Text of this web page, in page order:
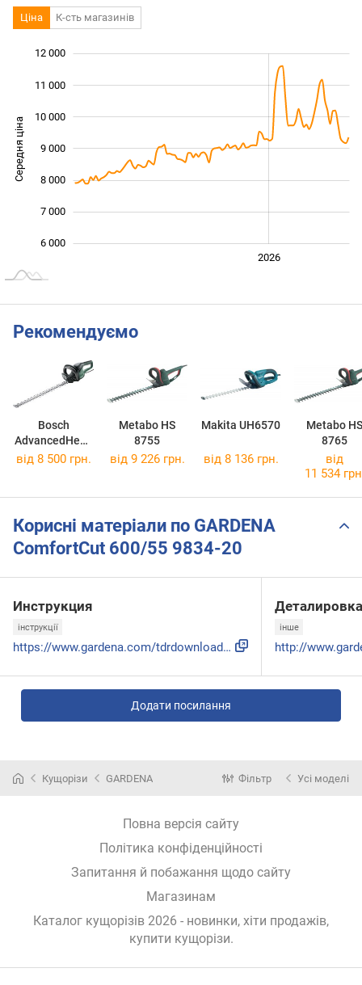
Ціна К-сть магазинів
Середня ціна 10 000
6 000
7 000
8 000
9 000
10 000
11 000
12 000
2026
Рекомендуємо
Bosch
AdvancedHedg
eCut 70
Metabo HS
8755
Makita UH6570
Metabo HS
8765
від 8 500 грн. від 9 226 грн. від 8 136 грн.
від
11 534
Корисні матеріали по GARDENA
ComfortCut 600/55 9834-20
Инструкция
інструкції
https://www.gardena.com/tdrdownload//pub000071894/doc000122...
інше
Додати посилання
Кущорізи GARDENA Фільтр Усі моделі
Повна версія сайту
Політика конфіденційності
Запитання й побажання щодо сайту
Магазинам
Каталог кущорізів 2026 - новинки, хіти продажів,
купити кущорізи.